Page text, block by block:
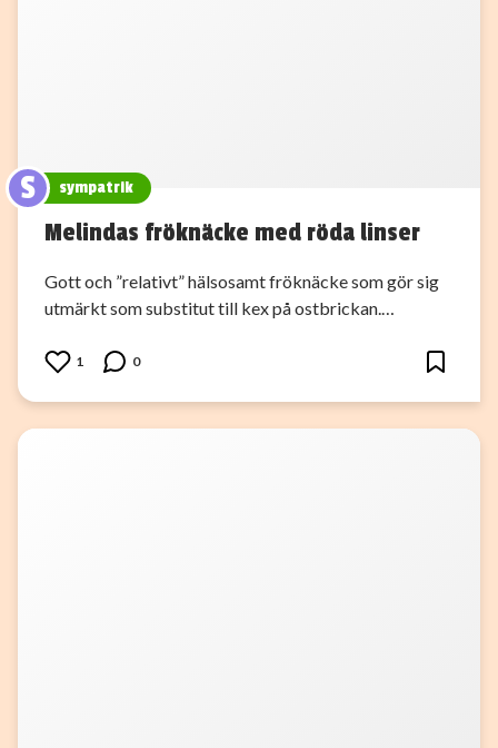
S sympatrik
Melindas fröknäcke med röda linser
Gott och ”relativt” hälsosamt fröknäcke som gör sig
utmärkt som substitut till kex på ostbrickan.…
1 0